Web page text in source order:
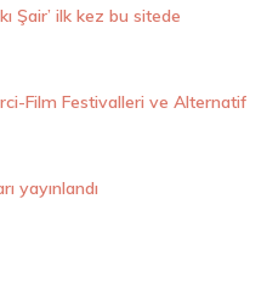
Şair’ ilk kez bu sitede
Film Festivalleri ve Alternatif
yayınlandı